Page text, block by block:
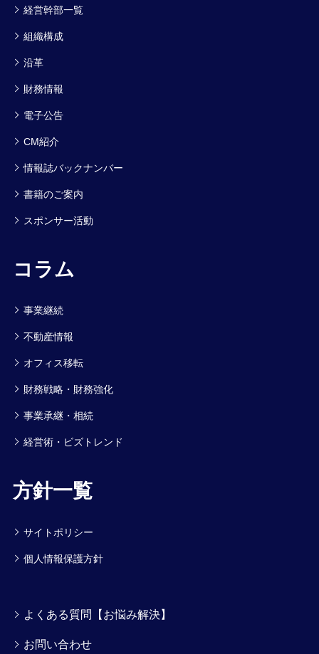
経営幹部一覧
組織構成
沿革
財務情報
電子公告
CM紹介
情報誌バックナンバー
書籍のご案内
スポンサー活動
コラム
事業継続
不動産情報
オフィス移転
財務戦略・財務強化
事業承継・相続
経営術・ビズトレンド
方針一覧
サイトポリシー
個人情報保護方針
よくある質問【お悩み解決】
お問い合わせ